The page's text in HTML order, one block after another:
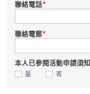
聯絡電話*
聯絡電郵*
本人已參閱活動申請須知
是 否